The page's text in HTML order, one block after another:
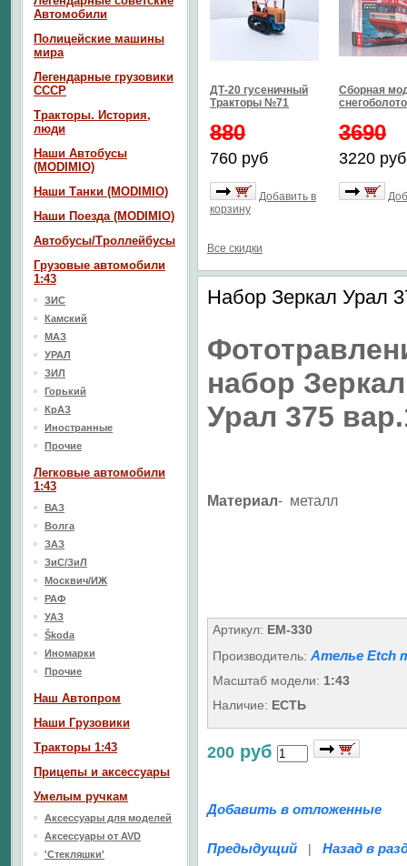
ДТ-20 гусеничный
Тракторы №71
880
760 руб
Добавить в
корзину
Сборная
3690
3220 руб
Все скидки
Набор Зеркал Урал
набор Зеркал
Урал 375
Материал- металл
Артикул: EM-330
Производитель: Ателье Etch
Масштаб модели: 1:43
Наличие: ЕСТЬ
200 руб
Добавить в отложенные
Предыдущий | Назад в
Автомобили
Полицейские машины
мира
Легендарные грузовики
СССР
Тракторы. История,
люди
Наши Автобусы
(MODIMIO)
Наши Танки (MODIMIO)
Наши Поезда (MODIMIO)
Автобусы/Троллейбусы
Грузовые автомобили
1:43
ЗИС
Камский
МАЗ
УРАЛ
ЗИЛ
Горький
КрАЗ
Иностранные
Прочие
Легковые автомобили
1:43
ВАЗ
Волга
ЗАЗ
ЗиС/ЗиЛ
Москвич/ИЖ
РАФ
УАЗ
Škoda
Иномарки
Прочие
Наш Aвтопром
Наши Грузовики
Тракторы 1:43
Прицепы и аксессуары
Умелым ручкам
Аксессуары для моделей
Аксессуары от AVD
'Стекляшки'